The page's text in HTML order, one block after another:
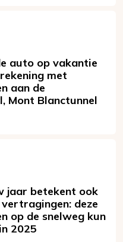
auto op vakantie
met
aan de
Mont Blanctunnel
jaar betekent ook
deze
op de snelweg kun
2025